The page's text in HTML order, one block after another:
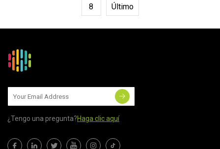
8 Último
¿Tengo una pregunta?Haga clic aquí